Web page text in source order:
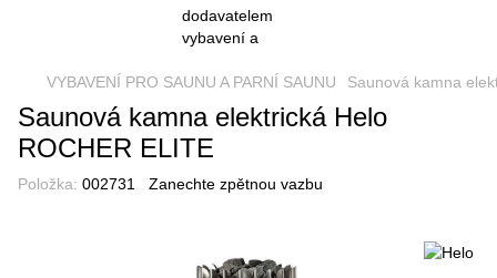
VYBAVENÍ PRO SAUNU A PARNÍ SAUNU Saunová kamna
Saunová kamna elektrická Helo
ROCHER ELITE
Položka: 002731 Zanechte zpětnou vazbu